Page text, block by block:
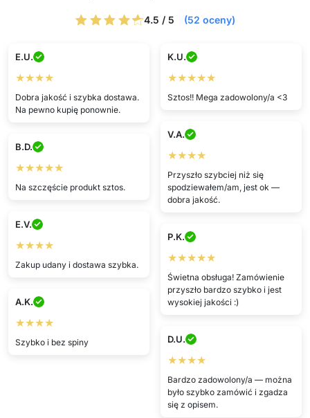
4.5 / 5 (52 oceny)
E.U.
★★★★
Dobra jakość i szybka dostawa.
Na pewno kupię ponownie.
K.U.
★★★★★
Sztos!! Mega zadowolony/a <3
V.A.
★★★★
Przyszło szybciej niż się
spodziewałem/am, jest ok —
dobra jakość.
B.D.
★★★★★
Na szczęście produkt sztos.
E.V.
★★★★
Zakup udany i dostawa szybka.
P.K.
★★★★★
Świetna obsługa! Zamówienie
przyszło bardzo szybko i jest
wysokiej jakości :)
A.K.
★★★★
Szybko i bez spiny D.U.
★★★★
Bardzo zadowolony/a — można
było szybko zamówić i zgadza
się z opisem.